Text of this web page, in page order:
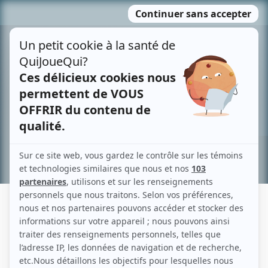
MENU
contenu
Recherche avancée »
KAREN TANNER
Liens
Fiche de Karen Tanner sur Showbizz.net